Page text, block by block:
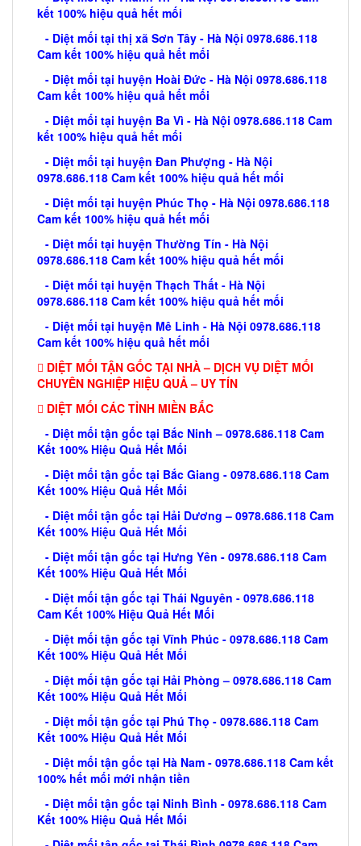
kết 100% hiệu quả hết mối
- Diệt mối tại thị xã Sơn Tây - Hà Nội 0978.686.118
Cam kết 100% hiệu quả hết mối
- Diệt mối tại huyện Hoài Đức - Hà Nội 0978.686.118
Cam kết 100% hiệu quả hết mối
- Diệt mối tại huyện Ba Vì - Hà Nội 0978.686.118 Cam
kết 100% hiệu quả hết mối
- Diệt mối tại huyện Đan Phượng - Hà Nội
0978.686.118 Cam kết 100% hiệu quả hết mối
- Diệt mối tại huyện Phúc Thọ - Hà Nội 0978.686.118
Cam kết 100% hiệu quả hết mối
- Diệt mối tại huyện Thường Tín - Hà Nội
0978.686.118 Cam kết 100% hiệu quả hết mối
- Diệt mối tại huyện Thạch Thất - Hà Nội
0978.686.118 Cam kết 100% hiệu quả hết mối
- Diệt mối tại huyện Mê Linh - Hà Nội 0978.686.118
Cam kết 100% hiệu quả hết mối
DIỆT MỐI TẬN GỐC TẠI NHÀ – DỊCH VỤ DIỆT MỐI
CHUYÊN NGHIỆP HIỆU QUẢ – UY TÍN
DIỆT MỐI CÁC TỈNH MIỀN BẮC
- Diệt mối tận gốc tại Bắc Ninh – 0978.686.118 Cam
Kết 100% Hiệu Quả Hết Mối
- Diệt mối tận gốc tại Bắc Giang - 0978.686.118 Cam
Kết 100% Hiệu Quả Hết Mối
- Diệt mối tận gốc tại Hải Dương – 0978.686.118 Cam
Kết 100% Hiệu Quả Hết Mối
- Diệt mối tận gốc tại Hưng Yên - 0978.686.118 Cam
Kết 100% Hiệu Quả Hết Mối
- Diệt mối tận gốc tại Thái Nguyên - 0978.686.118
Cam Kết 100% Hiệu Quả Hết Mối
- Diệt mối tận gốc tại Vĩnh Phúc - 0978.686.118 Cam
Kết 100% Hiệu Quả Hết Mối
- Diệt mối tận gốc tại Hải Phòng – 0978.686.118 Cam
Kết 100% Hiệu Quả Hết Mối
- Diệt mối tận gốc tại Phú Thọ - 0978.686.118 Cam
Kết 100% Hiệu Quả Hết Mối
- Diệt mối tận gốc tại Hà Nam - 0978.686.118 Cam kết
100% hết mối mới nhận tiền
- Diệt mối tận gốc tại Ninh Bình - 0978.686.118 Cam
Kết 100% Hiệu Quả Hết Mối